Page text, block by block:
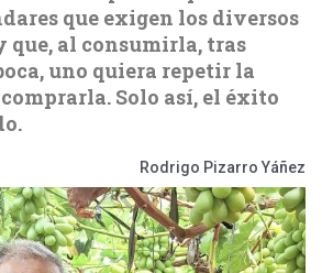
que exigen los diversos
que, al consumirla, tras
uno quiera repetir la
Solo así, el éxito
Rodrigo Pizarro Yáñez